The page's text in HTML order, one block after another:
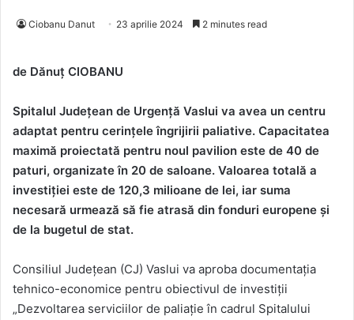
Ciobanu Danut 23 aprilie 2024 2 minutes read
de Dănuț CIOBANU
Spitalul Județean de Urgență Vaslui va avea un centru
adaptat pentru cerințele îngrijirii paliative. Capacitatea
maximă proiectată pentru noul pavilion este de 40 de
paturi, organizate în 20 de saloane. Valoarea totală a
investiției este de 120,3 milioane de lei, iar suma
necesară urmează să fie atrasă din fonduri europene și
de la bugetul de stat.
Consiliul Județean (CJ) Vaslui va aproba documentația
tehnico-economice pentru obiectivul de investiții
„Dezvoltarea serviciilor de paliație în cadrul Spitalului